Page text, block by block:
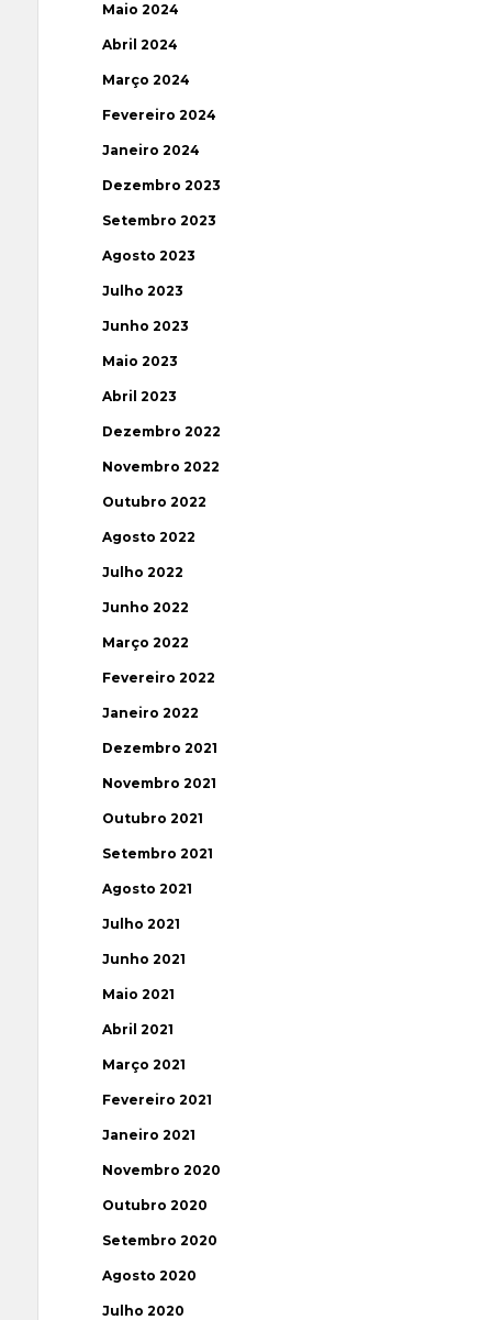
Maio 2024
Abril 2024
Março 2024
Fevereiro 2024
Janeiro 2024
Dezembro 2023
Setembro 2023
Agosto 2023
Julho 2023
Junho 2023
Maio 2023
Abril 2023
Dezembro 2022
Novembro 2022
Outubro 2022
Agosto 2022
Julho 2022
Junho 2022
Março 2022
Fevereiro 2022
Janeiro 2022
Dezembro 2021
Novembro 2021
Outubro 2021
Setembro 2021
Agosto 2021
Julho 2021
Junho 2021
Maio 2021
Abril 2021
Março 2021
Fevereiro 2021
Janeiro 2021
Novembro 2020
Outubro 2020
Setembro 2020
Agosto 2020
Julho 2020